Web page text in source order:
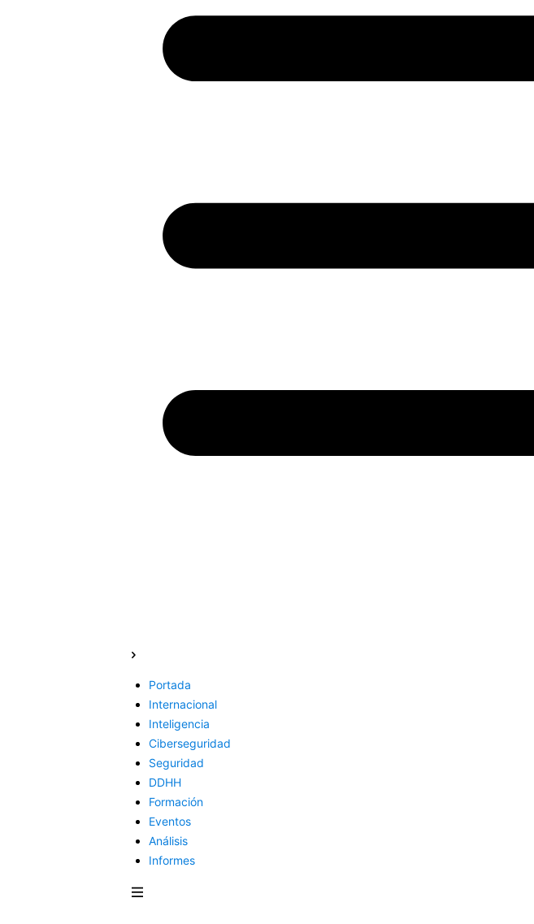
Portada
Internacional
Inteligencia
Ciberseguridad
Seguridad
DDHH
Formación
Eventos
Análisis
Informes